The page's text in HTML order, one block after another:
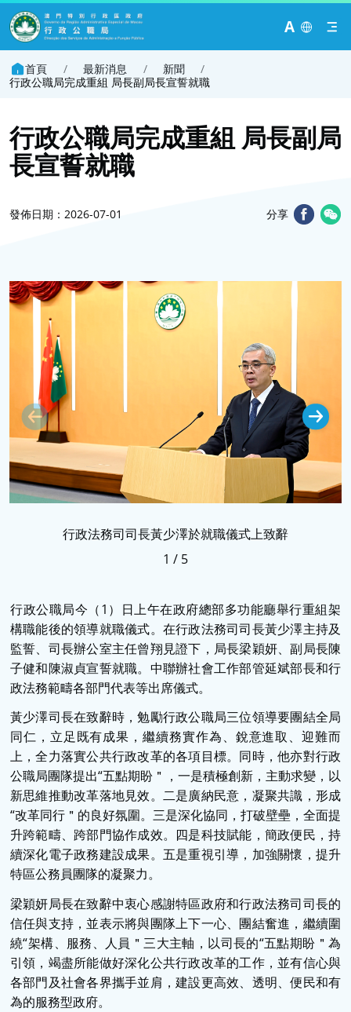
A
首頁 / 最新消息 / 新聞
/
行政公職局完成重組 局長副局長宣誓就職
行政公職局完成重組 局長副局
長宣誓就職
發佈日期：2026-07-01 分享
行政法務司司長黃少澤於就職儀式上致辭
1 / 5
行政公職局今（1 ）日上午在政府總部多功能廳舉行重組架
構職能後的領導就職儀式。在行政法務司司長黃少澤主持及
監誓、司長辦公室主任曾翔見證下，局長梁穎妍、副局長陳
子健和陳淑貞宣誓就職。中聯辦社會工作部管延斌部長和行
政法務範疇各部門代表等出席儀式。
黃少澤司長在致辭時，勉勵行政公職局三位領導要團結全局
同仁，立足既有成果，繼續務實作為、銳意進取、迎難而
上，全力落實公共行政改革的各項目標。同時，他亦對行政
公職局團隊提出“五點期盼＂，一是積極創新，主動求變，以
新思維推動改革落地見效。二是廣納民意，凝聚共識，形成
“改革同行＂的良好氛圍。三是深化協同，打破壁壘，全面提
升跨範疇、跨部門協作成效。四是科技賦能，簡政便民，持
續深化電子政務建設成果。五是重視引導，加強關懷，提升
特區公務員團隊的凝聚力。
梁穎妍局長在致辭中衷心感謝特區政府和行政法務司司長的
信任與支持，並表示將與團隊上下一心、團結奮進，繼續圍
繞“架構、服務、人員＂三大主軸，以司長的“五點期盼＂為
引領，竭盡所能做好深化公共行政改革的工作，並有信心與
各部門及社會各界攜手並肩，建設更高效、透明、便民和有
為的服務型政府。